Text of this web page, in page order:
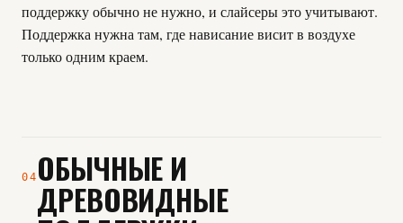
поддержку обычно не нужно, и слайсеры это учитывают.
Поддержка нужна там, где нависание висит в воздухе
только одним краем.
04 ОБЫЧНЫЕ И
ДРЕВОВИДНЫЕ